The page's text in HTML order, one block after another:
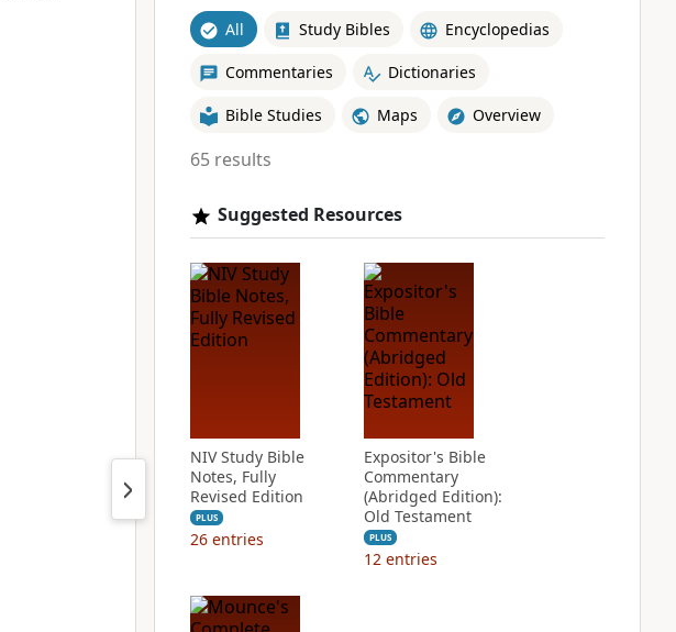
All Study Bibles Encyclopedias
Commentaries Dictionaries
Bible Studies Maps Overview
65 results
Suggested Resources
NIV Study Bible
Notes, Fully
Revised Edition
PLUS
26 entries
Expositor's Bible
Commentary
(Abridged Edition):
Old Testament
PLUS
12 entries